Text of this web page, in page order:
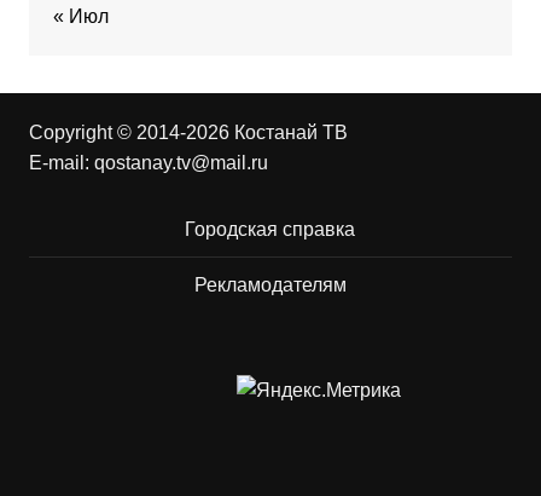
« Июл
Copyright © 2014-2026 Костанай ТВ
E-mail: qostanay.tv@mail.ru
Городская справка
Рекламодателям